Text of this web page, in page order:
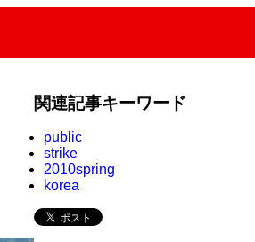
関連記事キーワード
public
strike
2010spring
korea